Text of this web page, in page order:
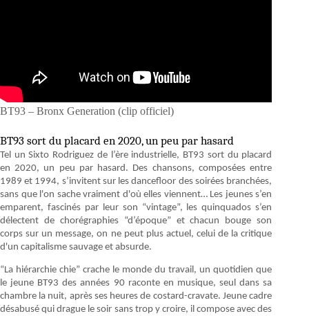
BT93 – Bronx Generation (clip officiel)
BT93 sort du placard en 2020, un peu par hasard
Tel un Sixto Rodriguez de l’ère industrielle, BT93 sort du placard
en 2020, un peu par hasard. Des chansons, composées entre
1989 et 1994, s’invitent sur les dancefloor des soirées branchées,
sans que l'on sache vraiment d'où elles viennent… Les jeunes s’en
emparent, fascinés par leur son “vintage”, les quinquados s’en
délectent de chorégraphies “d’époque” et chacun bouge son
corps sur un message, on ne peut plus actuel, celui de la critique
d'un capitalisme sauvage et absurde.
“La hiérarchie chie” crache le monde du travail, un quotidien que
le jeune BT93 des années 90 raconte en musique, seul dans sa
chambre la nuit, après ses heures de costard-cravate. Jeune cadre
désabusé qui drague le soir sans trop y croire, il compose avec des